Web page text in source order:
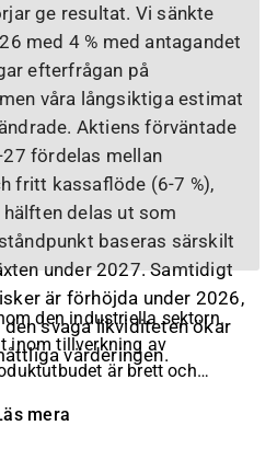
ge resultat. Vi sänkte
med 4 % med antagandet
efterfrågan på
våra långsiktiga estimat
Aktiens förväntade
fördelas mellan
fritt kassaflöde (6-7 %),
delas ut som
baseras särskilt
under 2027. Samtidigt
är förhöjda under 2026,
svaga likviditeten ökar
värderingen.
den industriella sektorn.
inom tillverkning av
är brett och
stockkranvågar,
mera